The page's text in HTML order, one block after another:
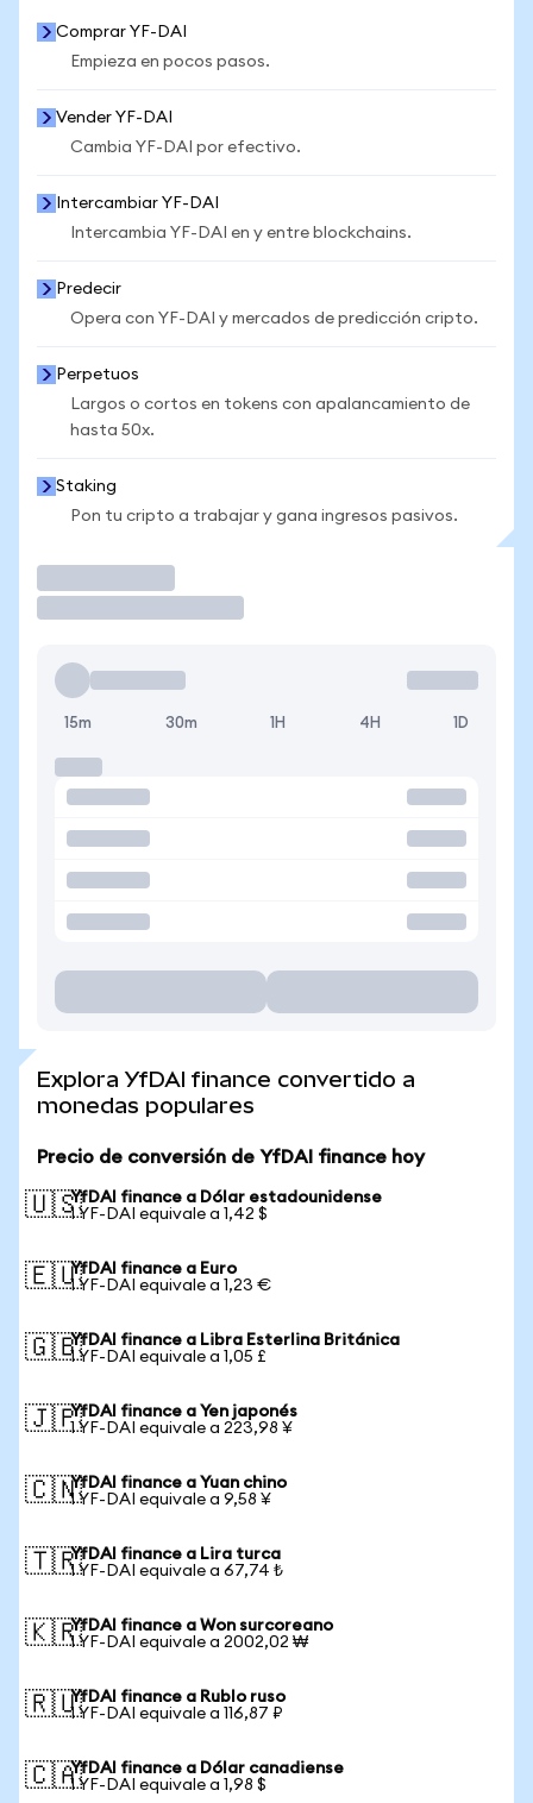
Comprar YF-DAI
Empieza en pocos pasos.
Vender YF-DAI
Cambia YF-DAI por efectivo.
Intercambiar YF-DAI
Intercambia YF-DAI en y entre blockchains.
Predecir
Opera con YF-DAI y mercados de predicción cripto.
Perpetuos
Largos o cortos en tokens con apalancamiento de
hasta 50x.
Staking
Pon tu cripto a trabajar y gana ingresos pasivos.
15m 30m 1H 4H 1D
Explora YfDAI finance convertido a
monedas populares
Precio de conversión de YfDAI finance hoy
🇺🇸YfDAI finance a Dólar estadounidense
1 YF-DAI equivale a 1,42 $
🇪🇺YfDAI finance a Euro
1 YF-DAI equivale a 1,23 €
🇬🇧YfDAI finance a Libra Esterlina Británica
1 YF-DAI equivale a 1,05 £
🇯🇵YfDAI finance a Yen japonés
1 YF-DAI equivale a 223,98 ¥
🇨🇳YfDAI finance a Yuan chino
1 YF-DAI equivale a 9,58 ¥
🇹🇷YfDAI finance a Lira turca
1 YF-DAI equivale a 67,74 ₺
🇰🇷YfDAI finance a Won surcoreano
1 YF-DAI equivale a 2002,02 ₩
🇷🇺YfDAI finance a Rublo ruso
1 YF-DAI equivale a 116,87 ₽
🇨🇦YfDAI finance a Dólar canadiense
1 YF-DAI equivale a 1,98 $